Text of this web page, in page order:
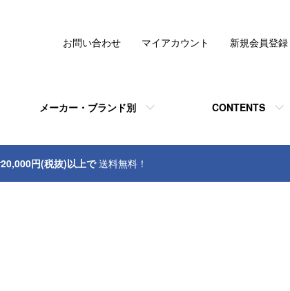
メーカー・ブランド別 CONTENTS
お問い合わせ マイアカウント 新規会員登録
円(税抜)以上で送料無料！